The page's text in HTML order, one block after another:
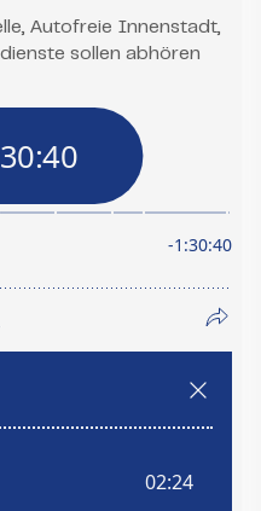
Autofreie Innenstadt,
sollen abhören